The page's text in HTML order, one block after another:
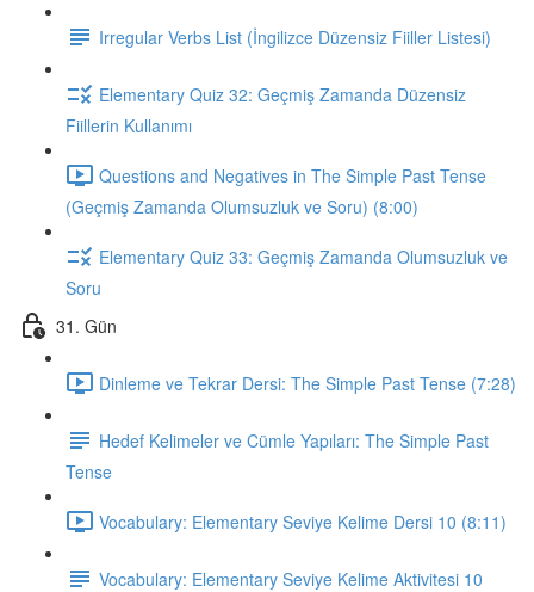
Irregular Verbs List (İngilizce Düzensiz Fiiller Listesi)
Elementary Quiz 32: Geçmiş Zamanda Düzensiz
Fiillerin Kullanımı
Questions and Negatives in The Simple Past Tense
(Geçmiş Zamanda Olumsuzluk ve Soru) (8:00)
Elementary Quiz 33: Geçmiş Zamanda Olumsuzluk ve
Soru
31. Gün
Dinleme ve Tekrar Dersi: The Simple Past Tense (7:28)
Hedef Kelimeler ve Cümle Yapıları: The Simple Past
Tense
Vocabulary: Elementary Seviye Kelime Dersi 10 (8:11)
Vocabulary: Elementary Seviye Kelime Aktivitesi 10